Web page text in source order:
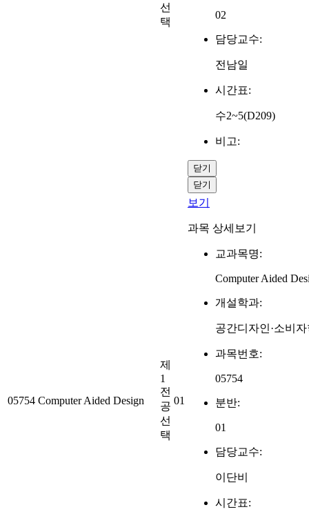
선
택
02
담당교수:
전남일
시간표:
수2~5(D209)
비고:
닫기
닫기
05754 Computer Aided Design
제
1
전
공
선
택
01
보기
과목 상세보기
교과목명:
Computer Aided
개설학과:
공간디자인·소비
과목번호:
05754
분반:
01
담당교수:
이단비
시간표: